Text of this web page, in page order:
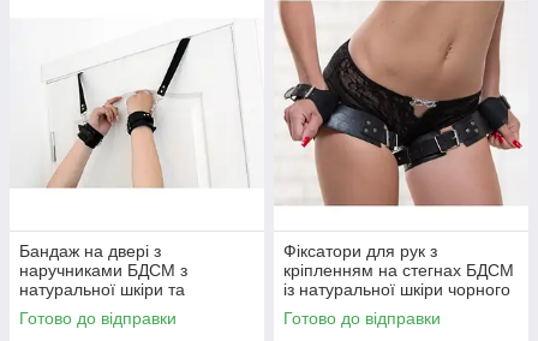
Бандаж на двері з
наручниками БДСМ з
натуральної шкіри та
металевої фурнітури чорного
кольору Scappa Кайф
Готово до відправки
Фіксатори для рук з
кріпленням на стегнах БДСМ
із натуральної шкіри чорного
кольору Scappa Кайф
Готово до відправки